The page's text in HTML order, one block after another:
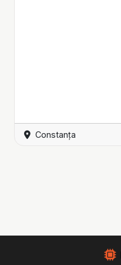
Constanța